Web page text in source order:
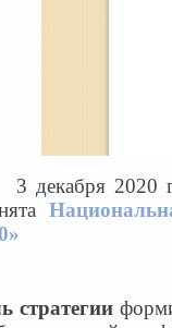
3 декабря 2020
стратегии